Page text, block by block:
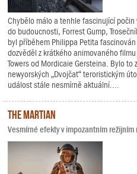
Chybělo málo a tenhle fascinující
do budoucnosti, Forrest Gump,
byl příběhem Philippa Petita
dozvěděl z krátkého animovaného
Towers od Mordicaie Gersteina. Bylo
newyorských „Dvojčat“ teroristickým
událost stále nesmírně aktuální....
The Martian
Vesmírné efekty v impozantním režijním